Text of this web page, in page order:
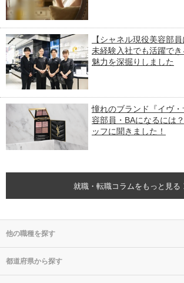
【シャネル現役美容部
未経験入社でも活躍でき
魅力を深掘りしました
憧れのブランド『イヴ
容部員・BAになるには
ッフに聞きました！
就職・転職コラムをもっと見る
他の職種を探す
都道府県から探す